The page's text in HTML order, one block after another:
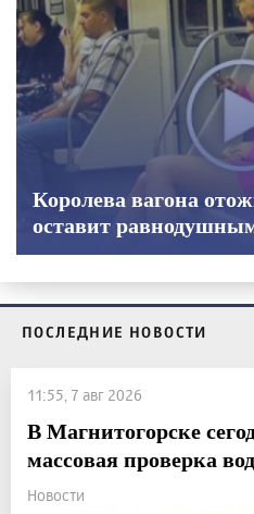
Королева вагона
оставит
ПОСЛЕДНИЕ НОВОСТИ
11:55, 7 авг 2026
В Магнитогорске
массовая проверка
Новости